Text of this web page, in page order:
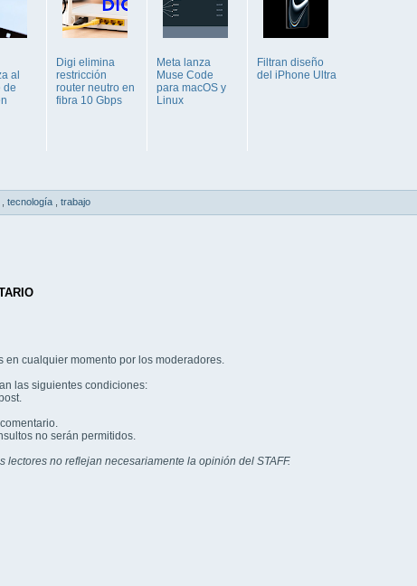
al
de
Digi elimina
restricción
router neutro en
fibra 10 Gbps
Meta lanza
Muse Code
para macOS y
Linux
Filtran diseño
del iPhone Ultra
tecnología trabajo
en cualquier momento por los moderadores.
las siguientes condiciones:
no serán permitidos.
lectores no reflejan necesariamente la opinión del STAFF.